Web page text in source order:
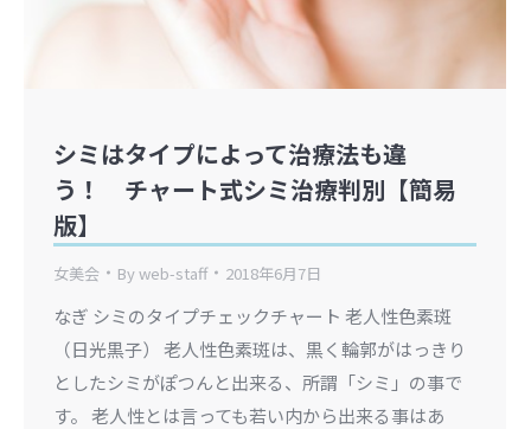
シミはタイプによって治療法も違
う！ チャート式シミ治療判別【簡易
版】
女美会 Byweb-staff 2018年6月7日
なぎ シミのタイプチェックチャート 老人性色素斑
（日光黒子） 老人性色素斑は、黒く輪郭がはっきり
としたシミがぽつんと出来る、所謂「シミ」の事で
す。 老人性とは言っても若い内から出来る事はあ